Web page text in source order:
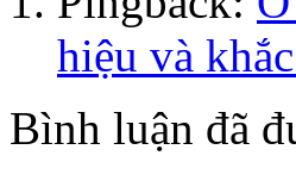
hiệu và
Bình luận đã